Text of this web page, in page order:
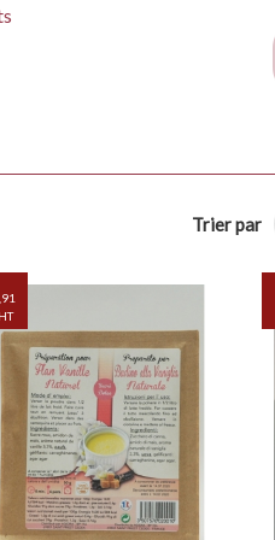
Trier par
,91